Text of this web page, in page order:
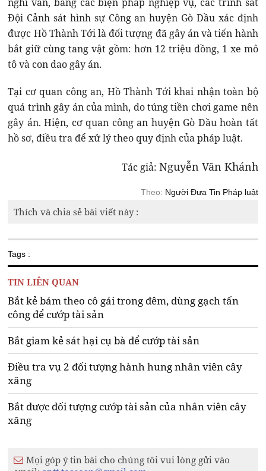
Đội Cảnh sát hình sự Công an huyện Gò Dầu xác định
được Hồ Thành Tới là đối tượng đã gây án và tiến hành
bắt giữ cùng tang vật gồm: hơn 12 triệu đồng, 1 xe mô
tô và con dao gây án.
Tại cơ quan công an, Hồ Thành Tới khai nhận toàn bộ
quá trình gây án của mình, do túng tiền chơi game nên
gây án. Hiện, cơ quan công an huyện Gò Dầu hoàn tất
hồ sơ, điều tra để xử lý theo quy định của pháp luật.
Tác giả: Nguyễn Văn Khánh
Theo: Người Đưa Tin Pháp luật
Thích và chia sẻ bài viết này :
Tags :
TIN LIÊN QUAN
Bắt kẻ bám theo cô gái trong đêm, dùng gạch tấn
công để cướp tài sản
Bắt giam kẻ sát hại cụ bà để cướp tài sản
Điều tra vụ 2 đối tượng hành hung nhân viên cây
xăng
Bắt được đối tượng cướp tài sản của nhân viên cây
xăng
Mọi góp ý tin bài cho chúng tôi vui lòng gửi vào